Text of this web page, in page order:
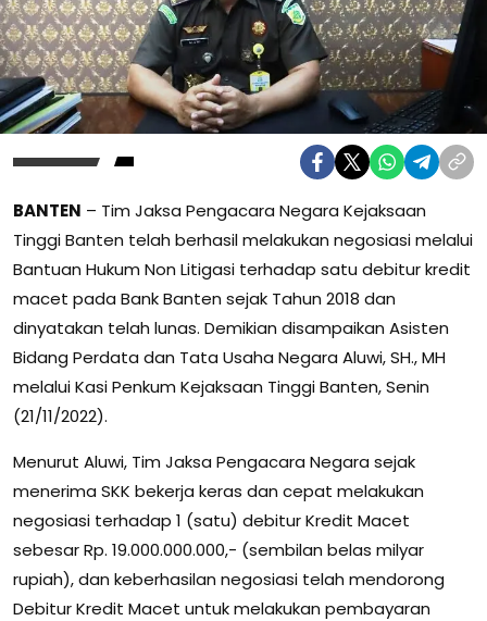
BANTEN – Tim Jaksa Pengacara Negara Kejaksaan
Tinggi Banten telah berhasil melakukan negosiasi melalui
Bantuan Hukum Non Litigasi terhadap satu debitur kredit
macet pada Bank Banten sejak Tahun 2018 dan
dinyatakan telah lunas. Demikian disampaikan Asisten
Bidang Perdata dan Tata Usaha Negara Aluwi, SH., MH
melalui Kasi Penkum Kejaksaan Tinggi Banten, Senin
(21/11/2022).
Menurut Aluwi, Tim Jaksa Pengacara Negara sejak
menerima SKK bekerja keras dan cepat melakukan
negosiasi terhadap 1 (satu) debitur Kredit Macet
sebesar Rp. 19.000.000.000,- (sembilan belas milyar
rupiah), dan keberhasilan negosiasi telah mendorong
Debitur Kredit Macet untuk melakukan pembayaran